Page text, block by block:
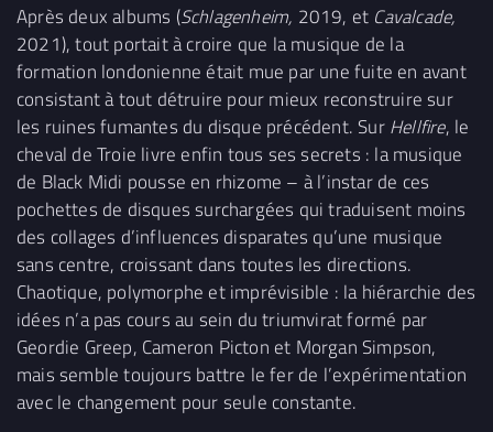
Après deux albums (Schlagenheim, 2019, et Cavalcade,
2021), tout portait à croire que la musique de la
formation londonienne était mue par une fuite en avant
consistant à tout détruire pour mieux reconstruire sur
les ruines fumantes du disque précédent. Sur Hellfire, le
cheval de Troie livre enfin tous ses secrets : la musique
de Black Midi pousse en rhizome – à l’instar de ces
pochettes de disques surchargées qui traduisent moins
des collages d’influences disparates qu’une musique
sans centre, croissant dans toutes les directions.
Chaotique, polymorphe et imprévisible : la hiérarchie des
idées n’a pas cours au sein du triumvirat formé par
Geordie Greep, Cameron Picton et Morgan Simpson,
mais semble toujours battre le fer de l’expérimentation
avec le changement pour seule constante.